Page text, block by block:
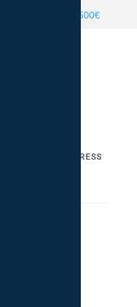
CONTINENTAL >500€
/ TAPETE EXPRESS